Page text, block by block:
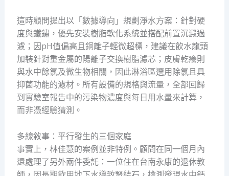
這時顧問提出以「數據導向」規劃淨水方案：針對硬
度與鐵鏽，優先安裝樹脂軟化系統並搭配前置沉澱過
濾；因pH值偏高且銅離子輕微超標，建議在飲水龍頭
加裝針對重金屬的陽離子交換樹脂濾芯；皮膚乾癢則
與水中餘氯及微生物相關，因此淋浴區選用除氯且具
抑菌功能的濾材。所有設備的規格與流量，全部回歸
到實驗室報告中的污染物濃度與每日用水量來計算，
而非憑經驗猜測。
多線敘事：平行發生的三個家庭
事實上，林佳慧的案例並非特例。顧問在同一個月內
還處理了另外兩件委託：一位住在台南永康的退休教